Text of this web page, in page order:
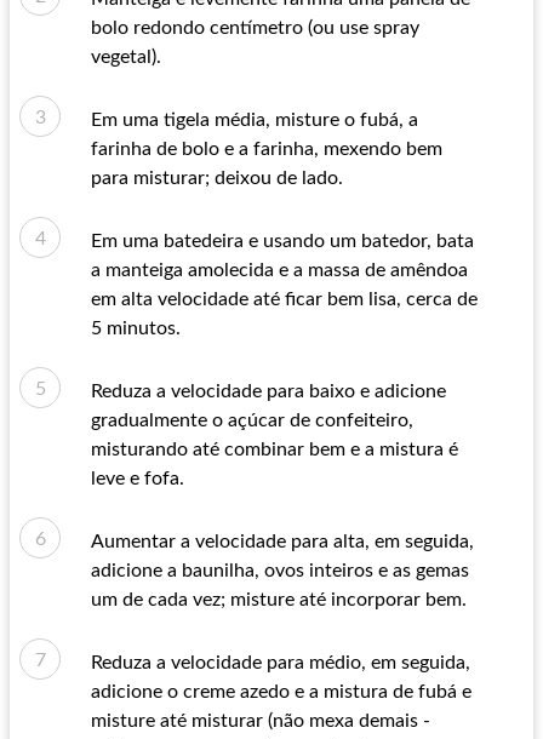
bolo redondo centímetro (ou use spray
vegetal).
Em uma tigela média, misture o fubá, a
farinha de bolo e a farinha, mexendo bem
para misturar; deixou de lado.
Em uma batedeira e usando um batedor, bata
a manteiga amolecida e a massa de amêndoa
em alta velocidade até ficar bem lisa, cerca de
5 minutos.
Reduza a velocidade para baixo e adicione
gradualmente o açúcar de confeiteiro,
misturando até combinar bem e a mistura é
leve e fofa.
Aumentar a velocidade para alta, em seguida,
adicione a baunilha, ovos inteiros e as gemas
um de cada vez; misture até incorporar bem.
Reduza a velocidade para médio, em seguida,
adicione o creme azedo e a mistura de fubá e
misture até misturar (não mexa demais -